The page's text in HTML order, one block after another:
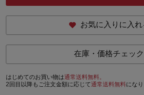
お気に入りに入れ
在庫・価格チェック
はじめてのお買い物は通常送料無料。
2回目以降もご注文金額に応じて通常送料無料にな